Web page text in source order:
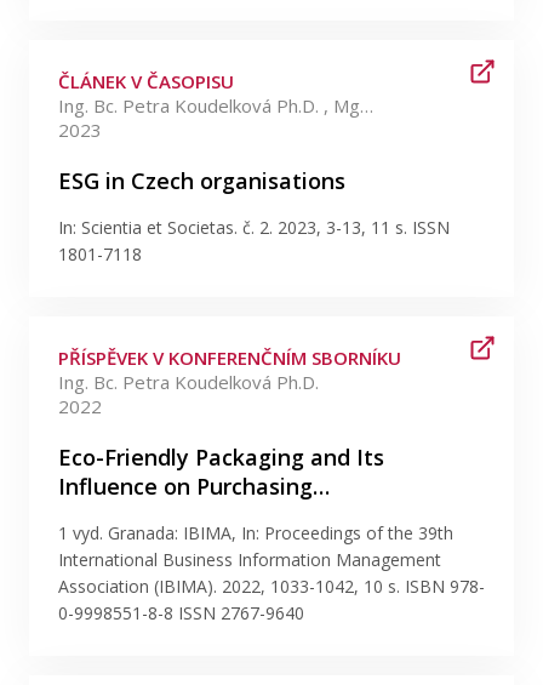
ČLÁNEK V ČASOPISU
Ing. Bc. Petra Koudelková Ph.D. , Mgr. David Klimeš Ph.D.
2023
ESG in Czech organisations
In: Scientia et Societas. č. 2. 2023, 3-13, 11 s. ISSN
1801-7118
PŘÍSPĚVEK V KONFERENČNÍM SBORNÍKU
Ing. Bc. Petra Koudelková Ph.D.
2022
Eco-Friendly Packaging and Its
Influence on Purchasing…
1 vyd. Granada: IBIMA, In: Proceedings of the 39th
International Business Information Management
Association (IBIMA). 2022, 1033-1042, 10 s. ISBN 978-
0-9998551-8-8 ISSN 2767-9640